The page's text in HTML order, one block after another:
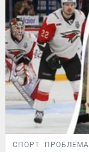
СПОРТ ПРОБЛЕМА